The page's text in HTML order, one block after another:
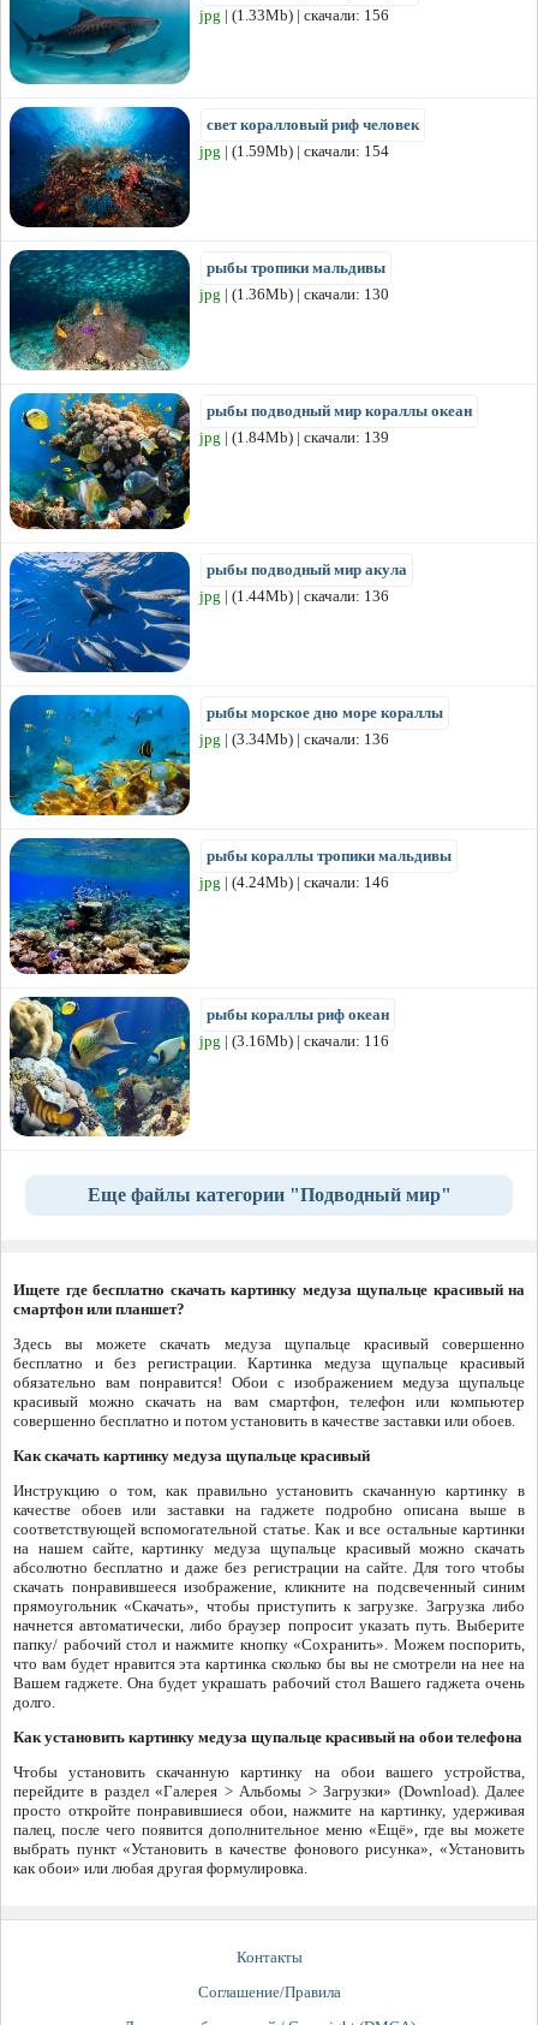
jpg | (1.33Mb) | скачали: 156
свет коралловый риф человек
jpg | (1.59Mb) | скачали: 154
рыбы тропики мальдивы
jpg | (1.36Mb) | скачали: 130
рыбы подводный мир кораллы океан
jpg | (1.84Mb) | скачали: 139
рыбы подводный мир акула
jpg | (1.44Mb) | скачали: 136
рыбы морское дно море кораллы
jpg | (3.34Mb) | скачали: 136
рыбы кораллы тропики мальдивы
jpg | (4.24Mb) | скачали: 146
рыбы кораллы риф океан
jpg | (3.16Mb) | скачали: 116
Еще файлы категории "Подводный мир"
Ищете где бесплатно скачать картинку медуза щупальце красивый на
смартфон или планшет?
Здесь вы можете скачать медуза щупальце красивый совершенно
бесплатно и без регистрации. Картинка медуза щупальце красивый
обязательно вам понравится! Обои с изображением медуза щупальце
красивый можно скачать на вам смартфон, телефон или компьютер
совершенно бесплатно и потом установить в качестве заставки или обоев.
Как скачать картинку медуза щупальце красивый
Инструкцию о том, как правильно установить скачанную картинку в
качестве обоев или заставки на гаджете подробно описана выше в
соответствующей вспомогательной статье. Как и все остальные картинки
на нашем сайте, картинку медуза щупальце красивый можно скачать
абсолютно бесплатно и даже без регистрации на сайте. Для того чтобы
скачать понравившееся изображение, кликните на подсвеченный синим
прямоугольник «Скачать», чтобы приступить к загрузке. Загрузка либо
начнется автоматически, либо браузер попросит указать путь. Выберите
папку/ рабочий стол и нажмите кнопку «Сохранить». Можем поспорить,
что вам будет нравится эта картинка сколько бы вы не смотрели на нее на
Вашем гаджете. Она будет украшать рабочий стол Вашего гаджета очень
долго.
Как установить картинку медуза щупальце красивый на обои телефона
Чтобы установить скачанную картинку на обои вашего устройства,
перейдите в раздел «Галерея > Альбомы > Загрузки» (Download). Далее
просто откройте понравившиеся обои, нажмите на картинку, удерживая
палец, после чего появится дополнительное меню «Ещё», где вы можете
выбрать пункт «Установить в качестве фонового рисунка», «Установить
как обои» или любая другая формулировка.
Контакты
Соглашение/Правила